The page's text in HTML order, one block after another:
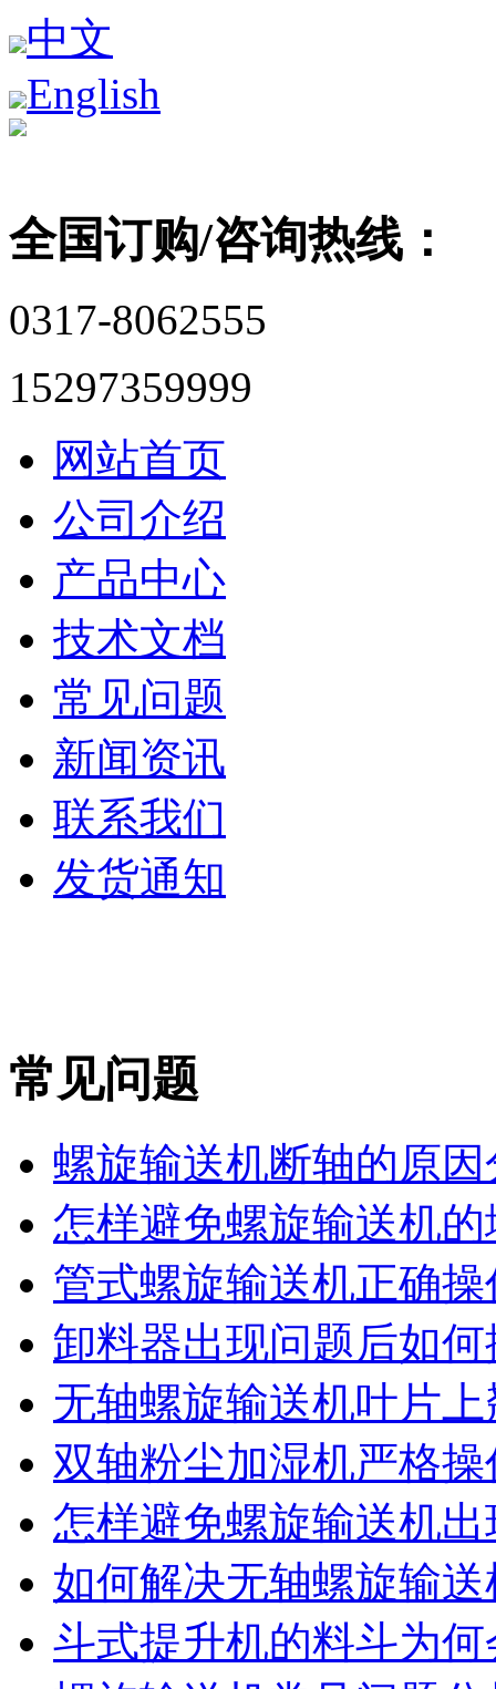
中文
English
全国订购/咨询热线：
0317-8062555
15297359999
网站首页
公司介绍
产品中心
技术文档
常见问题
新闻资讯
联系我们
发货通知
常见问题
螺旋输送机断轴的原因
怎样避免螺旋输送机
管式螺旋输送机正确
卸料器出现问题后如何
无轴螺旋输送机叶片
双轴粉尘加湿机严格操
怎样避免螺旋输送机
如何解决无轴螺旋输
斗式提升机的料斗为